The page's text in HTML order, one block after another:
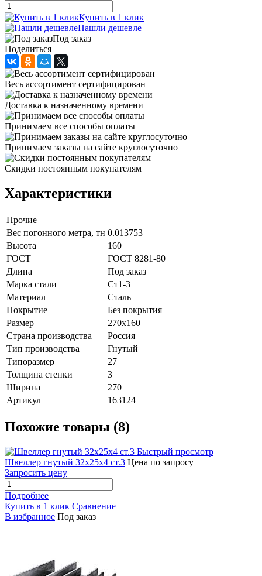
Купить в 1 клик
Нашли дешевле
Под заказ
Поделиться
Весь ассортимент сертифицирован
Доставка к назначенному времени
Принимаем все способы оплаты
Принимаем заказы на сайте круглосуточно
Скидки постоянным покупателям
Характеристики
Прочие
Вес погонного метра, тн 0.013753
Высота
160
ГОСТ
ГОСТ 8281-80
Длина
Под заказ
Марка стали
Ст1-3
Материал
Сталь
Покрытие
Без покрытия
Размер
270х160
Страна производства
Россия
Тип производства
Гнутый
Типоразмер
27
Толщина стенки
3
Ширина
270
Артикул
163124
Похожие товары (8)
Быстрый просмотр
Швеллер гнутый 32х25х4 ст.3 Цена по запросу
Запросить цену
Подробнее
Купить в 1 клик Сравнение
В избранное Под заказ